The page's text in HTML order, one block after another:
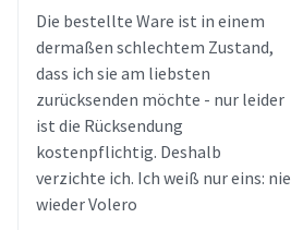
Die bestellte Ware ist in einem
dermaßen schlechtem Zustand,
dass ich sie am liebsten
zurücksenden möchte - nur leider
ist die Rücksendung
kostenpflichtig. Deshalb
verzichte ich. Ich weiß nur eins: nie
wieder Volero